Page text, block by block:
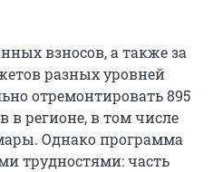
взносов, а также за
разных уровней
отремонтировать 895
регионе, в том числе
Однако программа
трудностями: часть